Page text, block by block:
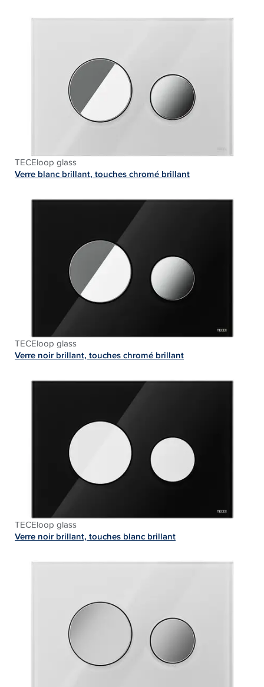
TECEloop glass
Verre blanc brillant, touches chromé brillant
TECEloop glass
Verre noir brillant, touches chromé brillant
TECEloop glass
Verre noir brillant, touches blanc brillant